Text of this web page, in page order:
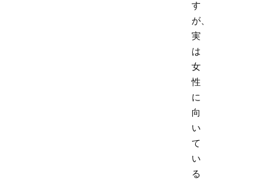
す
が、
実
は
女
性
に
向
い
て
い
る